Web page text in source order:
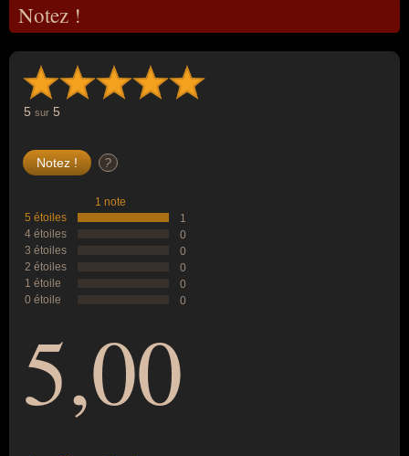
Notez !
5 sur 5
?
1 note
5 étoiles
1
4 étoiles
0
3 étoiles
0
2 étoiles
0
1 étoile
0
0 étoile
0
5,00